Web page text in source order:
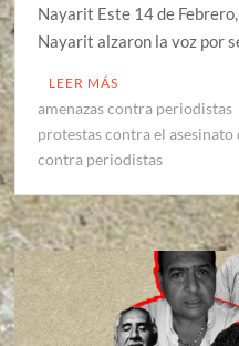
Nayarit Este 14 de
Nayarit alzaron la voz por
LEER MÁS
amenazas contra periodistas
protestas contra el asesinato
contra periodistas